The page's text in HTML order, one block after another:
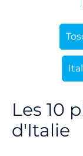
Les 10
d'Italie